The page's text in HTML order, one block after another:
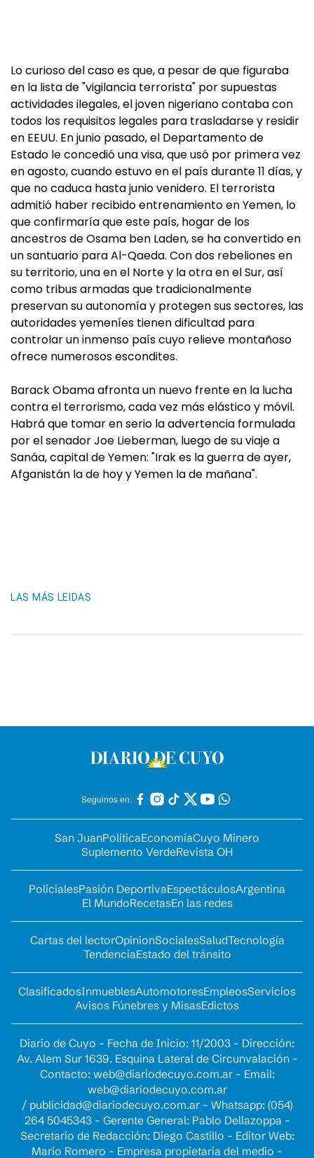
Lo curioso del caso es que, a pesar de que figuraba
en la lista de "vigilancia terrorista" por supuestas
actividades ilegales, el joven nigeriano contaba con
todos los requisitos legales para trasladarse y residir
en EEUU. En junio pasado, el Departamento de
Estado le concedió una visa, que usó por primera vez
en agosto, cuando estuvo en el país durante 11 días, y
que no caduca hasta junio venidero. El terrorista
admitió haber recibido entrenamiento en Yemen, lo
que confirmaría que este país, hogar de los
ancestros de Osama ben Laden, se ha convertido en
un santuario para Al-Qaeda. Con dos rebeliones en
su territorio, una en el Norte y la otra en el Sur, así
como tribus armadas que tradicionalmente
preservan su autonomía y protegen sus sectores, las
autoridades yemeníes tienen dificultad para
controlar un inmenso país cuyo relieve montañoso
ofrece numerosos escondites.
Barack Obama afronta un nuevo frente en la lucha
contra el terrorismo, cada vez más elástico y móvil.
Habrá que tomar en serio la advertencia formulada
por el senador Joe Lieberman, luego de su viaje a
Sanáa, capital de Yemen: "Irak es la guerra de ayer,
Afganistán la de hoy y Yemen la de mañana".
LAS MÁS LEIDAS
Seguinos en:
San JuanPolíticaEconomíaCuyo Minero
Suplemento VerdeRevista OH
PolicialesPasión DeportivaEspectáculosArgentina
El MundoRecetasEn las redes
Cartas del lectorOpinionSocialesSaludTecnología
TendenciaEstado del tránsito
ClasificadosInmueblesAutomotoresEmpleosServicios
Avisos Fúnebres y MisasEdictos
Diario de Cuyo - Fecha de Inicio: 11/2003 - Dirección:
Av. Alem Sur 1639. Esquina Lateral de Circunvalación -
Contacto: web@diariodecuyo.com.ar- Email:
web@diariodecuyo.com.ar
/ publicidad@diariodecuyo.com.ar- Whatsapp: (054)
264 5045343 - Gerente General: Pablo Dellazoppa -
Secretario de Redacción: Diego Castillo - Editor Web:
Mario Romero - Empresa propietaria del medio -